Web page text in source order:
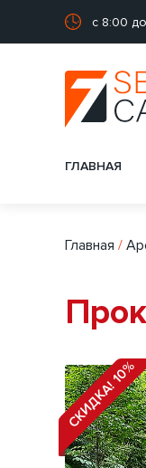
с 8:00
ГЛАВНАЯ
Главная /
СКИДКА! 10%